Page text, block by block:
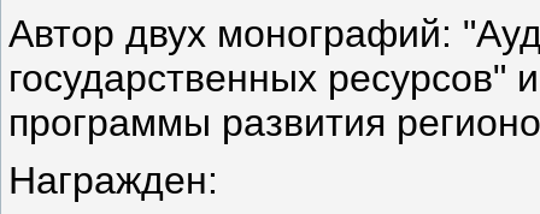
Автор двух монографий:
государственных
программы развития
Награжден: